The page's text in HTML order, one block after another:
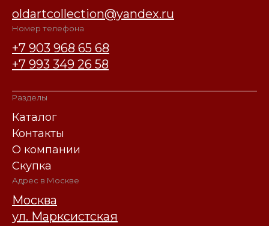
oldartcollection@yandex.ru
Номер телефона
+7 903 968 65 68
+7 993 349 26 58
Разделы
Каталог
Контакты
О компании
Скупка
Адрес в Москве
Москва
ул. Марксистская